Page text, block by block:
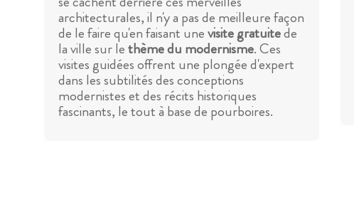
architecturales, il n'y a pas de meilleure façon
de le faire qu'en faisant unevisite gratuitede
la ville sur lethème du modernisme. Ces
visites guidées offrent une plongée d'expert
dans les subtilités des conceptions
modernistes et des récits historiques
fascinants, le tout à base de pourboires.